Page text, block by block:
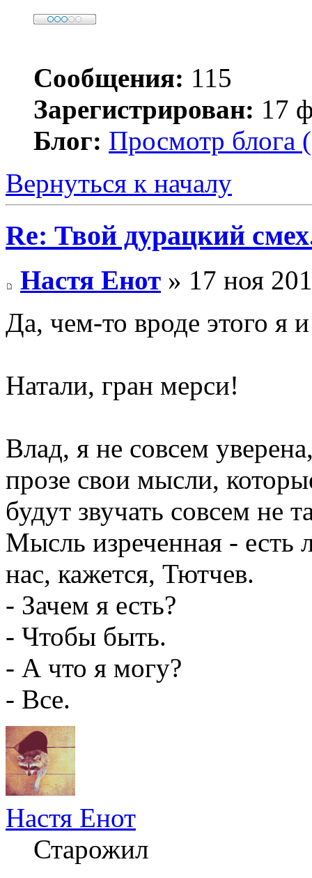
Сообщения: 115
Зарегистрирован: 17
Блог: Просмотр блога
Вернуться к началу
Re: Твой дурацкий
Настя Енот » 17 ноя
Да, чем-то вроде этого
Натали, гран мерси!
Влад, я не совсем
прозе свои мысли,
будут звучать совсем не
Мысль изреченная - есть
нас, кажется, Тютчев.
- Зачем я есть?
- Чтобы быть.
- А что я могу?
- Все.
Настя Енот
Старожил